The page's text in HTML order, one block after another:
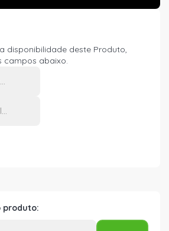
disponibilidade deste Produto,
campos abaixo.
produto: